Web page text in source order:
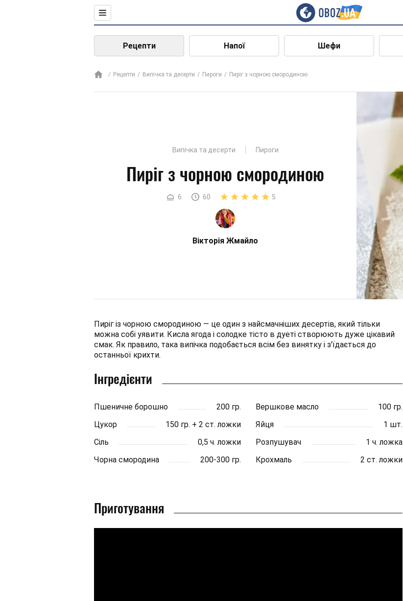
Рецепти Напої Шефи
Рецепти Випічка та десерти Пироги Пиріг з чорною смородиною
Випічка та десерти Пироги
Пиріг з чорною смородиною
6 60 5
Вікторія Жмайло
Пиріг із чорною смородиною — це один з найсмачніших десертів, який тільки
можна собі уявити. Кисла ягода і солодке тісто в дуеті створюють дуже цікавий
смак. Як правило, така випічка подобається всім без винятку і з'їдається до
останньої крихти.
Інгредієнти
Пшеничне борошно 200 гр. Вершкове масло
100 гр.
Цукор
150 гр. + 2 ст. ложки Яйця
1 шт.
Сіль
0,5 ч. ложки Розпушувач
1 ч. ложка
Чорна смородина
200-300 гр. Крохмаль 2 ст. ложки
Приготування